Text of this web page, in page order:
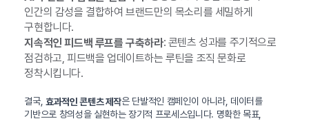
인간의 감성을 결합하여 브랜드만의 목소리를 세밀하게
구현합니다.
지속적인 피드백 루프를 구축하라: 콘텐츠 성과를 주기적으로
점검하고, 피드백을 업데이트하는 루틴을 조직 문화로
정착시킵니다.
결국, 효과적인 콘텐츠 제작은 단발적인 캠페인이 아니라, 데이터를
기반으로 창의성을 실현하는 장기적 프로세스입니다. 명확한 목표,